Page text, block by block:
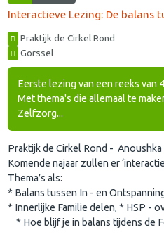
Interactieve Lezing: De balans
Praktijk de Cirkel Rond
Gorssel
Eerste lezing van een reeks van
Met thema's die allemaal te
Zelfzorg...
Praktijk de Cirkel Rond - Anoushka
Komende najaar zullen er
Thema’s als:
* Balans tussen In - en
* Innerlijke Familie delen, * HSP -
* Hoe blijf je in balans tijdens de